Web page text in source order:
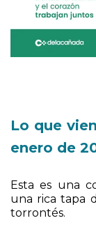
Lo que
enero de
Esta es una
una rica tapa
torrontés.